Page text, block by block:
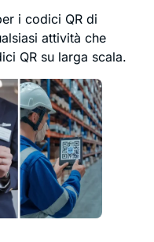
i codici QR di
attività che
QR su larga scala.